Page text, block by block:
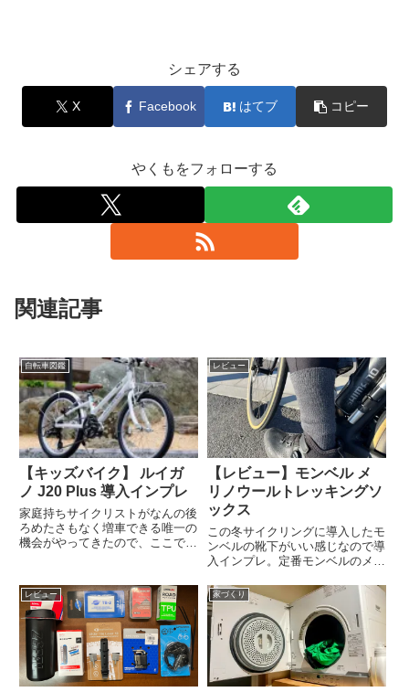
シェアする
X Facebook はてブ コピー
やくもをフォローする
関連記事
自転車図鑑
【キッズバイク】 ルイガ
ノ J20 Plus 導入インプレ
家庭持ちサイクリストがなんの後
ろめたさもなく増車できる唯一の
機会がやってきたので、ここで胸
でした。LOUIS GARNEAU J20
Plusルイガノのジュニアクロスバ
イク、J20...
レビュー
【レビュー】モンベル メ
リノウールトレッキングソ
ックス
この冬サイクリングに導入したモ
ンベルの靴下がいい感じなので導
入インプレ。定番モンベルのメリ
数年前にウィンターシューズを導
入し、冬の足元の温さはライドク
オリティを大きく左右することを
知った。が、そういえば靴下に
は...
レビュー 家づくり